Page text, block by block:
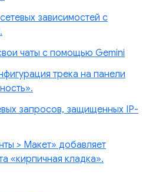
зависимостей с
чаты с помощью Gemini
трека на панели
запросов, защищенных IP-
> Макет» добавляет
«кирпичная кладка».